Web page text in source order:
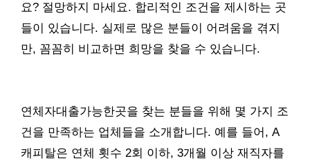
요? 절망하지 마세요. 합리적인 조건을 제시하는 곳
들이 있습니다. 실제로 많은 분들이 어려움을 겪지
만, 꼼꼼히 비교하면 희망을 찾을 수 있습니다.
연체자대출가능한곳을 찾는 분들을 위해 몇 가지 조
건을 만족하는 업체들을 소개합니다. 예를 들어, A
캐피탈은 연체 횟수 2회 이하, 3개월 이상 재직자를